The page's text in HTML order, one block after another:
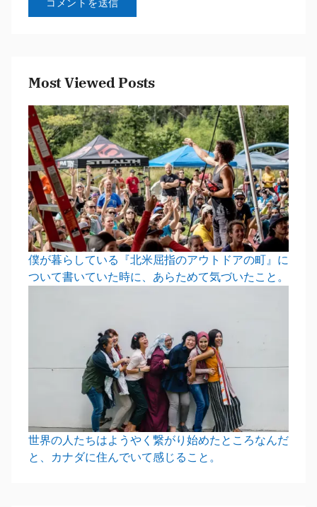
Most Viewed Posts
僕が暮らしている『北米屈指のアウトドアの町』に
ついて書いていた時に、あらためて気づいたこと。
世界の人たちはようやく繋がり始めたところなんだ
と、カナダに住んでいて感じること。